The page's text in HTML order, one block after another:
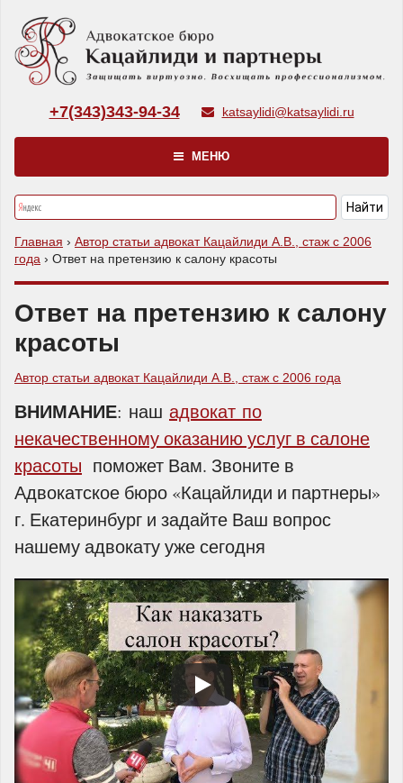
+7(343)343-94-34 katsaylidi@katsaylidi.ru
МЕНЮ
Главная › Автор статьи адвокат Кацайлиди А.В., стаж с 2006
года › Ответ на претензию к салону красоты
Ответ на претензию к салону
красоты
Автор статьи адвокат Кацайлиди А.В., стаж с 2006 года
ВНИМАНИЕ: наш адвокат по
некачественному оказанию услуг в салоне
красоты поможет Вам. Звоните в
Адвокатское бюро «Кацайлиди и партнеры»
г. Екатеринбург и задайте Ваш вопрос
нашему адвокату уже сегодня